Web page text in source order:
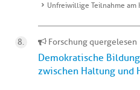
Unfreiwillige Teilnahme am
Forschung quergelesen
Demokratische
zwischen Haltung und